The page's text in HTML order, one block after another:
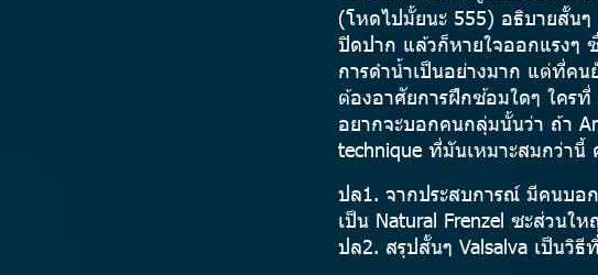
(โหดไปมั้ยนะ 555) อธิบายสั้นๆ
ปิดปาก แล้วก็หายใจออกแรงๆ
การดำน้ำเป็นอย่างมาก แต่ที่ค
ต้องอาศัยการฝึกซ้อมใดๆ ใคร
อยากจะบอกคนกลุ่มนั้นว่า ถ้า
technique ที่มันเหมาะสมกว่า
ปล1. จากประสบการณ์ มีคนบอ
เป็น Natural Frenzel ซะส่วนให
ปล2. สรุปสั้นๆ Valsalva เป็นวิ